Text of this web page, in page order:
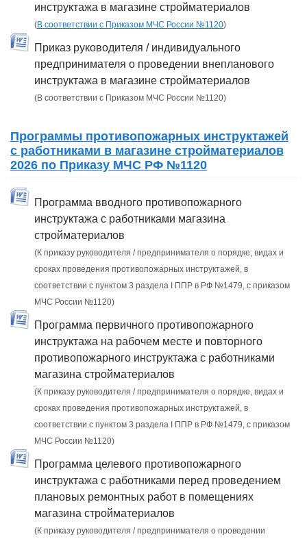
инструктажа в магазине стройматериалов
(В соответствии с Приказом МЧС России №1120)
Приказ руководителя / индивидуального
предпринимателя о проведении внепланового
инструктажа в магазине стройматериалов
(В соответствии с Приказом МЧС России №1120)
Программы противопожарных инструктажей
с работниками в магазине стройматериалов
2026 по Приказу МЧС РФ №1120
Программа вводного противопожарного
инструктажа с работниками магазина
стройматериалов
(К приказу руководителя / предпринимателя о порядке, видах и
сроках проведения противопожарных инструктажей, в
соответствии с пунктом 3 раздела I ППР в РФ №1479, с приказом
МЧС России №1120)
Программа первичного противопожарного
инструктажа на рабочем месте и повторного
противопожарного инструктажа с работниками
магазина стройматериалов
(К приказу руководителя / предпринимателя о порядке, видах и
сроках проведения противопожарных инструктажей, в
соответствии с пунктом 3 раздела I ППР в РФ №1479, с приказом
МЧС России №1120)
Программа целевого противопожарного
инструктажа с работниками перед проведением
плановых ремонтных работ в помещениях
магазина стройматериалов
(К приказу руководителя / предпринимателя о проведении